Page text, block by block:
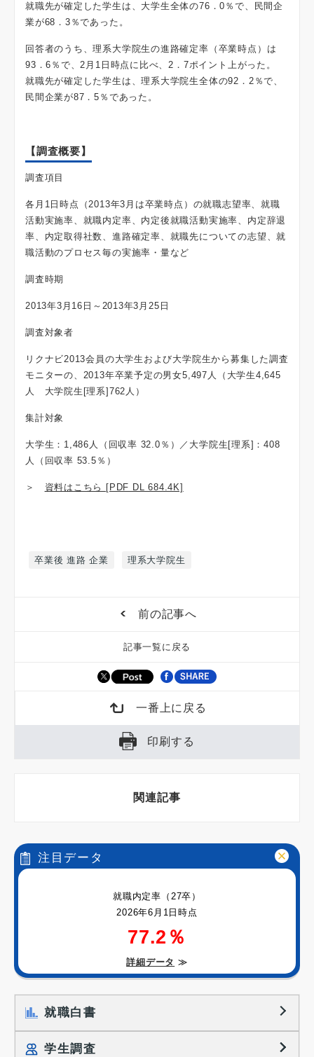
就職先が確定した学生は、大学生全体の76．0％で、民間企
業が68．3％であった。
回答者のうち、理系大学院生の進路確定率（卒業時点）は
93．6％で、2月1日時点に比べ、2．7ポイント上がった。
就職先が確定した学生は、理系大学院生全体の92．2％で、
民間企業が87．5％であった。
【調査概要】
調査項目
各月1日時点（2013年3月は卒業時点）の就職志望率、就職
活動実施率、就職内定率、内定後就職活動実施率、内定辞退
率、内定取得社数、進路確定率、就職先についての志望、就
職活動のプロセス毎の実施率・量など
調査時期
2013年3月16日～2013年3月25日
調査対象者
リクナビ2013会員の大学生および大学院生から募集した調査
モニターの、2013年卒業予定の男女5,497人（大学生4,645
人 大学院生[理系]762人）
集計対象
大学生：1,486人（回収率 32.0％）／大学院生[理系]：408
人（回収率 53.5％）
＞ 資料はこちら [PDF DL 684.4K]
卒業後 進路 企業 理系大学院生
前の記事へ
記事一覧に戻る
一番上に戻る
印刷する
関連記事
注目データ
就職内定率（27卒）
2026年6月1日時点
77.2％
詳細データ ≫
就職白書
学生調査